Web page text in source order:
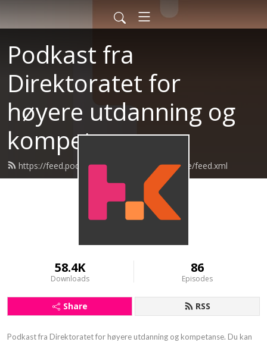
Podkast fra
Direktoratet for
høyere utdanning og
kompetanse
https://feed.podbean.com/kompetansenorge/feed.xml
58.4K
Downloads
86
Episodes
Share RSS
Podkast fra Direktoratet for høyere utdanning og kompetanse. Du kan